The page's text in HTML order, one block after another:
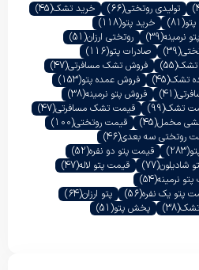
تولیدی روتختی(66) خرید تشک(45)
(81) خرید پتو(118)
نرمینه(39) روتختی ارزان(51)
(39) صادرات پتو(116)
تشک(55) فروش تشک مسافرتی(47)
تشک(45) فروش عمده پتو(153)
(41) فروش پتو نرمینه(38)
تشک(99) قیمت تشک مسافرتی(47)
مخمل(45) قیمت روتختی(100)
روتختی سه بعدی(46)
(283) قیمت پتو دو نفره(52)
شادیلون(77) قیمت پتو لاله(47)
نرمینه(54)
پتو یک نفره(56) پتو ارزان(64)
(38) پخش پتو(51)